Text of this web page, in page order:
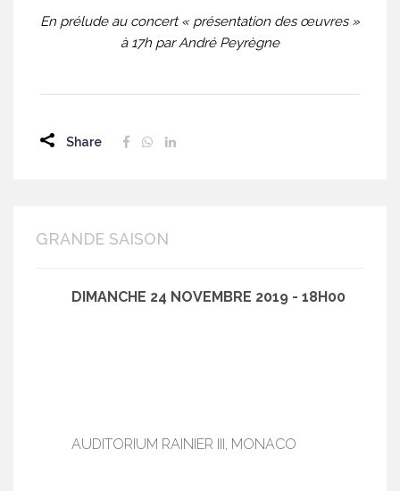
En prélude au concert « présentation des œuvres »
à 17h par André Peyrègne
Share
GRANDE SAISON
DIMANCHE 24 NOVEMBRE 2019 - 18H00
AUDITORIUM RAINIER III, MONACO